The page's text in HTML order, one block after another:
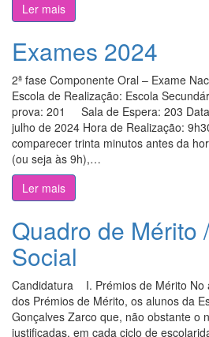
Ler mais
Exames 2024
2ª fase Componente Oral – Exame
Escola de Realização: Escola
prova: 201 Sala de Espera: 203
julho de 2024 Hora de Realização:
comparecer trinta minutos antes da
(ou seja às 9h),…
Ler mais
Quadro de Mérito
Social
Candidatura I. Prémios de Mérito No
dos Prémios de Mérito, os alunos da
Gonçalves Zarco que, não obstante o
justificadas, em cada ciclo de